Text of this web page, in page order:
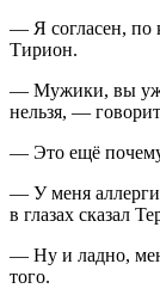
— Я согласен, по
Тирион.
— Мужики, вы уж
нельзя, —
— Это ещё
— У меня
в глазах сказал
— Ну и ладно,
того.